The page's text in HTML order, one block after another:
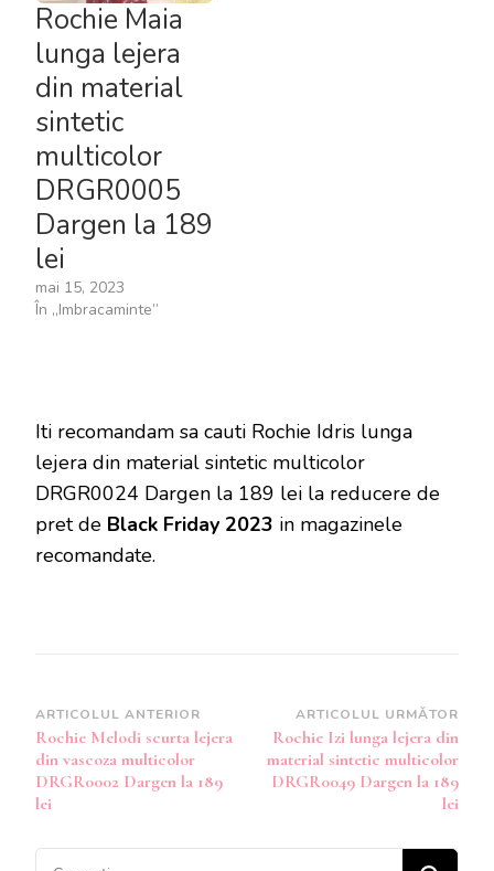
Rochie Maia
lunga lejera
din material
sintetic
multicolor
DRGR0005
Dargen la 189
lei
mai 15, 2023
În „Imbracaminte”
Iti recomandam sa cauti Rochie Idris lunga
lejera din material sintetic multicolor
DRGR0024 Dargen la 189 lei la reducere de
pret de Black Friday 2023 in magazinele
recomandate.
Navigare
în
articole
ARTICOLUL ANTERIOR
Rochie Melodi scurta lejera
din vascoza multicolor
DRGR0002 Dargen la 189
lei
ARTICOLUL URMĂTOR
Rochie Izi lunga lejera din
material sintetic multicolor
DRGR0049 Dargen la 189
lei
Cauți